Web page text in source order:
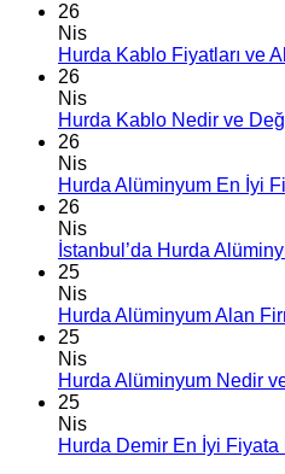
26
Nis
Hurda Kablo Fiyatları ve
26
Nis
Hurda Kablo Nedir ve
26
Nis
Hurda Alüminyum En İyi
26
Nis
İstanbul’da Hurda
25
Nis
Hurda Alüminyum Alan
25
Nis
Hurda Alüminyum Nedir
25
Nis
Hurda Demir En İyi Fiyata